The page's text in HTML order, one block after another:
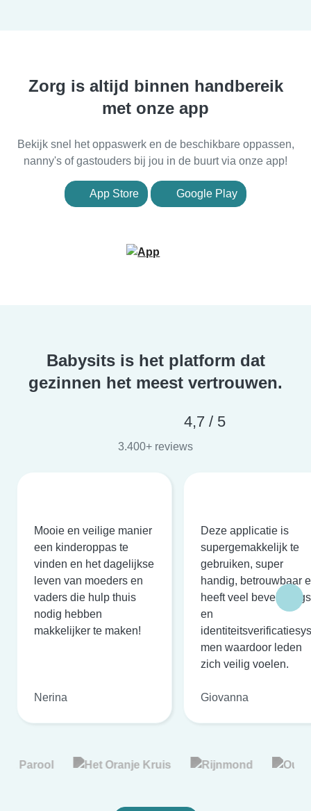
Zorg is altijd binnen handbereik
met onze app
Bekijk snel het oppaswerk en de beschikbare oppassen,
nanny's of gastouders bij jou in de buurt via onze app!
App Store Google Play
Babysits is het platform dat
gezinnen het meest vertrouwen.
4,7 / 5
3.400+ reviews
Mooie en veilige manier
een kinderoppas te
vinden en het dagelijkse
leven van moeders en
vaders die hulp thuis
nodig hebben
makkelijker te maken!
Nerina
Deze applicatie is
supergemakkelijk te
gebruiken, super
handig, betrouwbaar
heeft veel
en
men waardoor leden
zich veilig voelen.
Giovanna